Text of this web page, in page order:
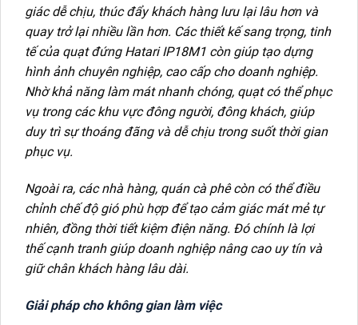
giác dễ chịu, thúc đẩy khách hàng lưu lại lâu hơn và
quay trở lại nhiều lần hơn. Các thiết kế sang trọng, tinh
tế của quạt đứng Hatari IP18M1 còn giúp tạo dựng
hình ảnh chuyên nghiệp, cao cấp cho doanh nghiệp.
Nhờ khả năng làm mát nhanh chóng, quạt có thể phục
vụ trong các khu vực đông người, đông khách, giúp
duy trì sự thoáng đãng và dễ chịu trong suốt thời gian
phục vụ.
Ngoài ra, các nhà hàng, quán cà phê còn có thể điều
chỉnh chế độ gió phù hợp để tạo cảm giác mát mẻ tự
nhiên, đồng thời tiết kiệm điện năng. Đó chính là lợi
thế cạnh tranh giúp doanh nghiệp nâng cao uy tín và
giữ chân khách hàng lâu dài.
Giải pháp cho không gian làm việc